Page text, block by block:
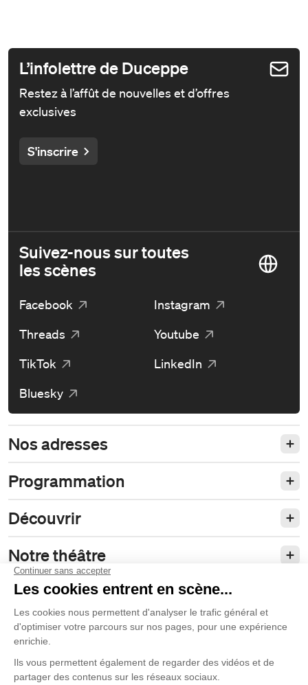
L’infolettre de Duceppe
Restez à l’affût de nouvelles et d’offres
exclusives
S'inscrire
Suivez-nous sur toutes
les scènes
Facebook
Instagram
Threads
Youtube
TikTok
LinkedIn
Bluesky
Nos adresses
Programmation
Découvrir
Notre théâtre
Philanthropie et partenariats
Nos politiques